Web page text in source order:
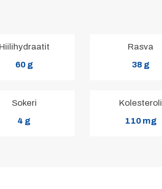
Hiilihydraatit
60 g
Rasva
38 g
Sokeri
4 g
Kolesteroli
110 mg